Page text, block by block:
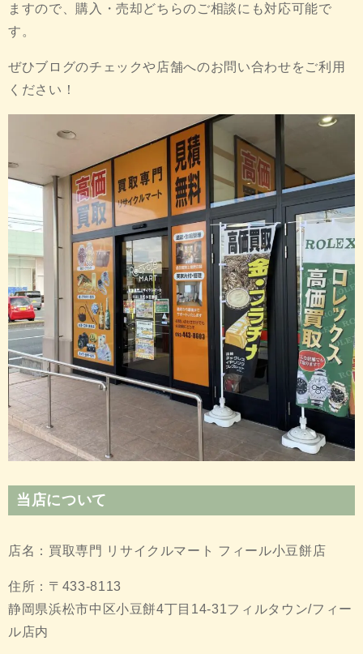
ますので、購入・売却どちらのご相談にも対応可能で
す。
ぜひブログのチェックや店舗へのお問い合わせをご利用
ください！
当店について
店名：買取専門 リサイクルマート フィール小豆餅店
住所：〒433-8113
静岡県浜松市中区小豆餅4丁目14-31フィルタウン/フィー
ル店内